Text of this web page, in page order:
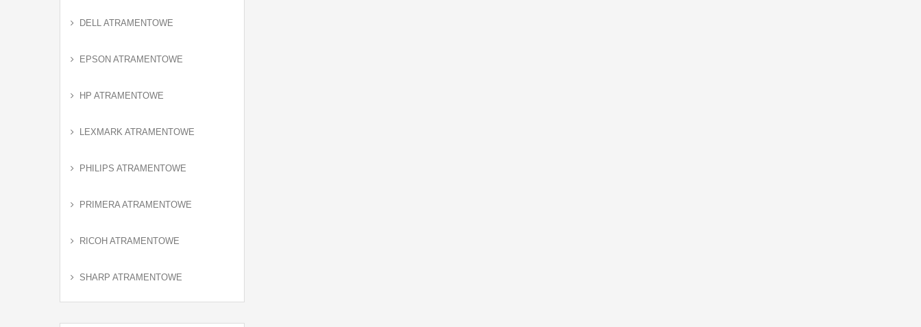
DELL ATRAMENTOWE
EPSON ATRAMENTOWE
HP ATRAMENTOWE
LEXMARK ATRAMENTOWE
PHILIPS ATRAMENTOWE
PRIMERA ATRAMENTOWE
RICOH ATRAMENTOWE
SHARP ATRAMENTOWE